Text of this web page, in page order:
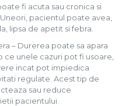
fi acuta sau cronica si
pacientul poate avea,
lipsa de apetit si febra.
– Durerea poate sa apara
ce unele cazuri pot fi usoare,
incat pot impiedica
regulate. Acest tip de
sau reduce
pacientului.